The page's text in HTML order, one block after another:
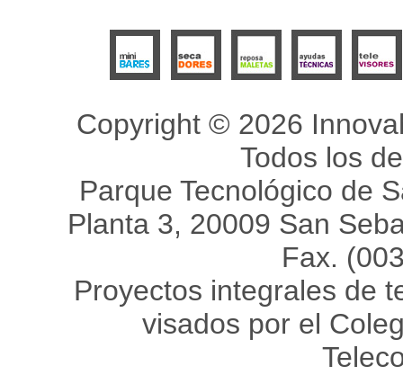
Copyright © 2026
Todos los
Parque Tecnológico de
Planta 3, 20009 San
Fax.
Proyectos integrales de
visados por el